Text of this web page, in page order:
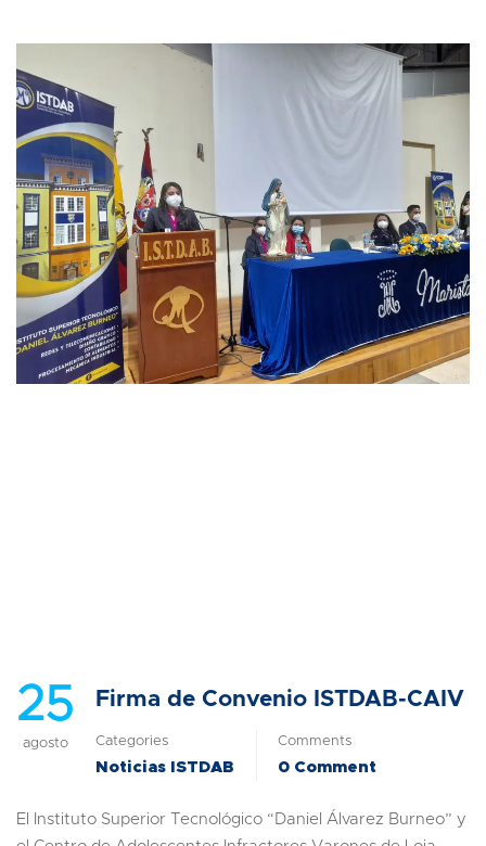
25
agosto
Firma de Convenio ISTDAB-CAIV
Categories
Noticias ISTDAB
Comments
0 Comment
El Instituto Superior Tecnológico “Daniel Álvarez Burneo” y